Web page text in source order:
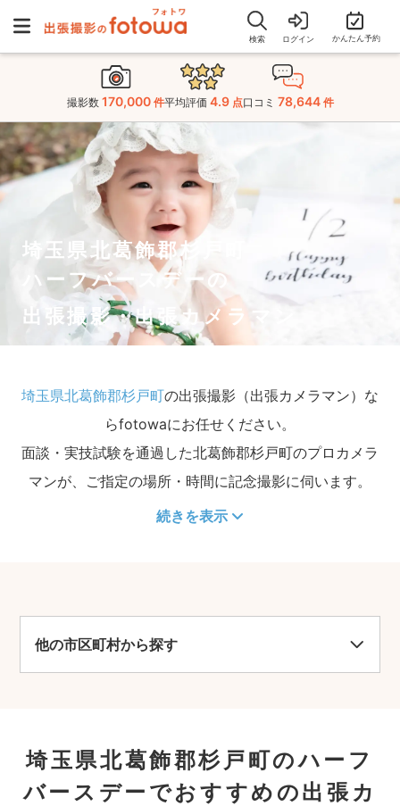
検索 ログイン かんたん予約
撮影数 170,000 件平均評価 4.9 点口コミ 78,644 件
埼玉県北葛飾郡杉戸町
ハーフバースデーの
出張撮影・出張カメラマン
埼玉県北葛飾郡杉戸町の出張撮影（出張カメラマン）な
らfotowaにお任せください。
面談・実技試験を通過した北葛飾郡杉戸町のプロカメラ
マンが、ご指定の場所・時間に記念撮影に伺います。
続きを表示
他の市区町村から探す
埼玉県北葛飾郡杉戸町のハーフ
バースデーでおすすめの出張カ